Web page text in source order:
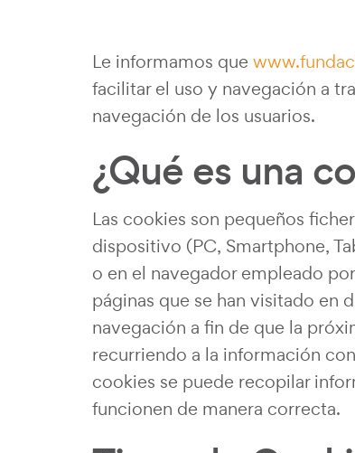
Le informamos que
facilitar el uso y navegación a
navegación de los usuarios.
¿Qué es una
Las cookies son pequeños
dispositivo (PC, Smartphone,
o en el navegador empleado
páginas que se han visitado en
navegación a fin de que la
recurriendo a la información
cookies se puede recopilar
funcionen de manera correcta.